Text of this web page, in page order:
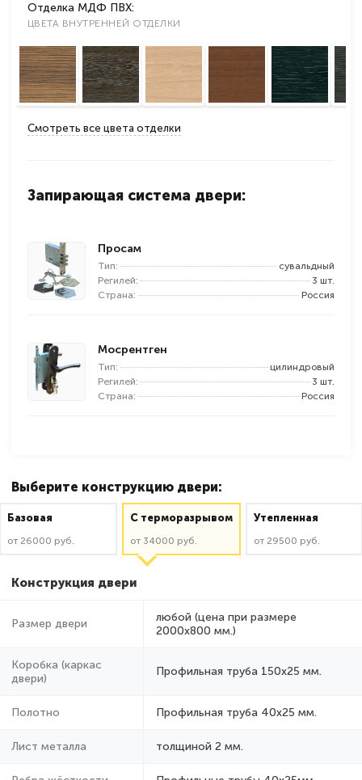
Отделка МДФ ПВХ:
ЦВЕТА ВНУТРЕННЕЙ ОТДЕЛКИ
Смотреть все цвета отделки
Запирающая система двери:
Просам
Тип:
сувальдный
Регилей:
3 шт.
Страна:
Россия
Мосрентген
Тип:
цилиндровый
Регилей:
3 шт.
Страна:
Россия
Выберите конструкцию двери:
Базовая
от 26000 руб.
C терморазрывом
от 34000 руб.
Утепленная
от 29500 руб.
Конструкция двери
Размер двери
любой (цена при размере
2000x800 мм.)
Коробка (каркас
двери)
Профильная труба 150х25 мм.
Полотно Профильная труба 40х25 мм.
Лист металла толщиной 2 мм.